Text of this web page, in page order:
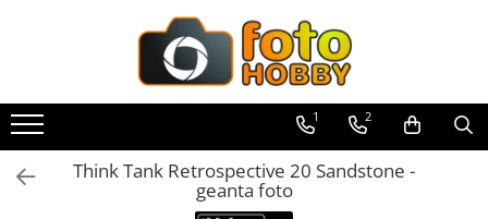
Aparate Foto
Aparate Foto Mirrorless
Aparate Foto DSLR
1 2
Think Tank Retrospective 20 Sandstone -
geanta foto